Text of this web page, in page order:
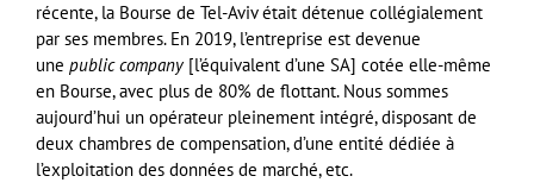
récente, la Bourse de Tel-Aviv était détenue collégialement
par ses membres. En 2019, l’entreprise est devenue
une public company[l’équivalent d’une SA] cotée elle-même
en Bourse, avec plus de 80% de flottant. Nous sommes
aujourd’hui un opérateur pleinement intégré, disposant de
deux chambres de compensation, d’une entité dédiée à
l’exploitation des données de marché, etc.